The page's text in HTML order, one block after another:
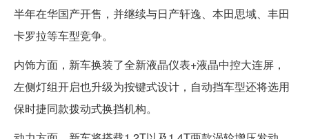
半年在华国产开售，并继续与日产轩逸、本田思域、丰田
卡罗拉等车型竞争。
内饰方面，新车换装了全新液晶仪表+液晶中控大连屏，
左侧灯组开启也升级为按键式设计，自动挡车型还将选用
保时捷同款拨动式换挡机构。